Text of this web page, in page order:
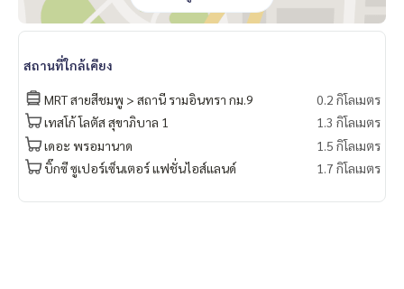
สถานที่ใกล้เคียง
MRT สายสีชมพู > สถานี รามอินทรา กม.9
0.2 กิโลเมตร
เทสโก้ โลตัส สุขาภิบาล 1
1.3 กิโลเมตร
เดอะ พรอมานาด
1.5 กิโลเมตร
บิ๊กซี ซูเปอร์เซ็นเตอร์ แฟชั่นไอส์แลนด์
1.7 กิโลเมตร